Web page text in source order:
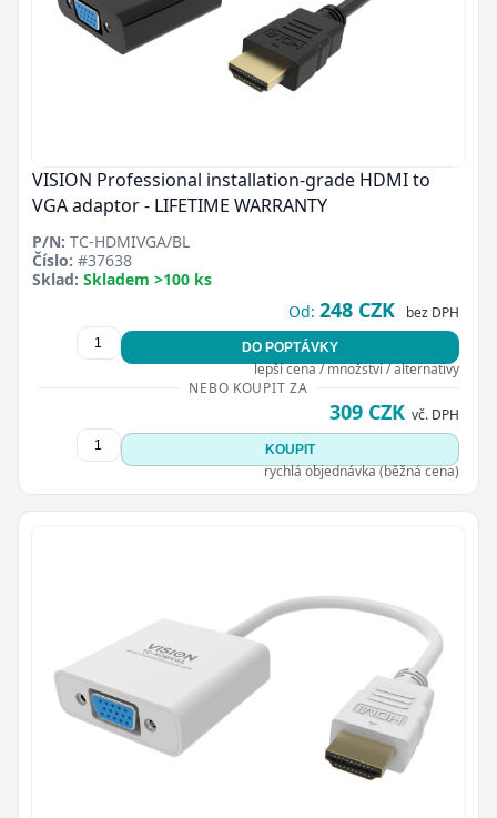
VISION Professional installation-grade HDMI to
VGA adaptor - LIFETIME WARRANTY
P/N: TC-HDMIVGA/BL
Číslo: #37638
Sklad: Skladem >100 ks
Od: 248 CZK bez DPH
DO POPTÁVKY
lepší cena / množství / alternativy
NEBO KOUPIT ZA
309 CZK vč. DPH
KOUPIT
rychlá objednávka (běžná cena)